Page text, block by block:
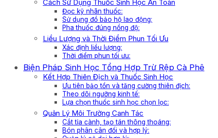
Cách Sử Dụng Thuốc Sinh Học An Toàn
Đọc kỹ nhãn thuốc:
Sử dụng đồ bảo hộ lao động:
Pha thuốc đúng nồng độ:
Liều Lượng và Thời Điểm Phun Tối Ưu
Xác định liều lượng:
Thời điểm phun tối ưu:
Biện Pháp Sinh Học Tổng Hợp Trừ Rệp Cà Phê
Kết Hợp Thiên Địch và Thuốc Sinh Học
Ưu tiên bảo tồn và tăng cường thiên địch:
Theo dõi ngưỡng kinh tế:
Lựa chọn thuốc sinh học chọn lọc:
Quản Lý Môi Trường Canh Tác
Cắt tỉa cành, tạo tán thông thoáng:
Bón phân cân đối và hợp lý: